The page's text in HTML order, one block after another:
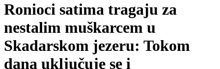
Ronioci satima tragaju za
nestalim muškarcem u
Skadarskom jezeru: Tokom
dana uključuje se i